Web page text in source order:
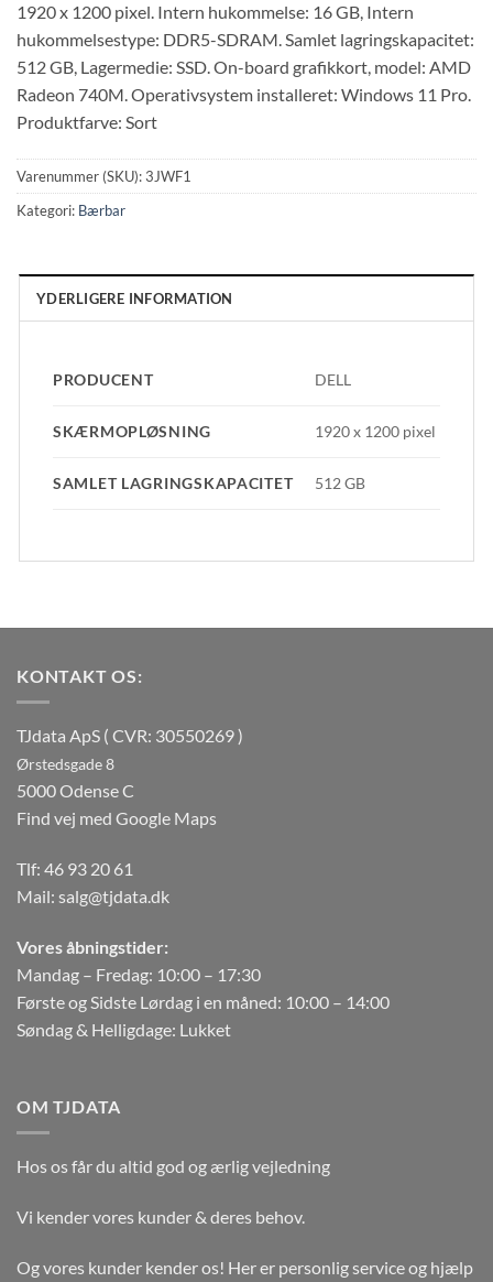
1920 x 1200 pixel. Intern hukommelse: 16 GB, Intern
hukommelsestype: DDR5-SDRAM. Samlet lagringskapacitet:
512 GB, Lagermedie: SSD. On-board grafikkort, model: AMD
Radeon 740M. Operativsystem installeret: Windows 11 Pro.
Produktfarve: Sort
Varenummer (SKU):3JWF1
Kategori: Bærbar
YDERLIGERE INFORMATION
PRODUCENT DELL
SKÆRMOPLØSNING 1920 x 1200 pixel
SAMLET LAGRINGSKAPACITET 512 GB
KONTAKT OS:
TJdata ApS ( CVR: 30550269 )
Ørstedsgade 8
5000 Odense C
Find vej med Google Maps
Tlf: 46 93 20 61
Mail: salg@tjdata.dk
Vores åbningstider:
Mandag – Fredag: 10:00 – 17:30
Første og Sidste Lørdag i en måned: 10:00 – 14:00
Søndag & Helligdage: Lukket
OM TJDATA
Hos os får du altid god og ærlig vejledning
Vi kender vores kunder & deres behov.
Og vores kunder kender os! Her er personlig service og hjælp